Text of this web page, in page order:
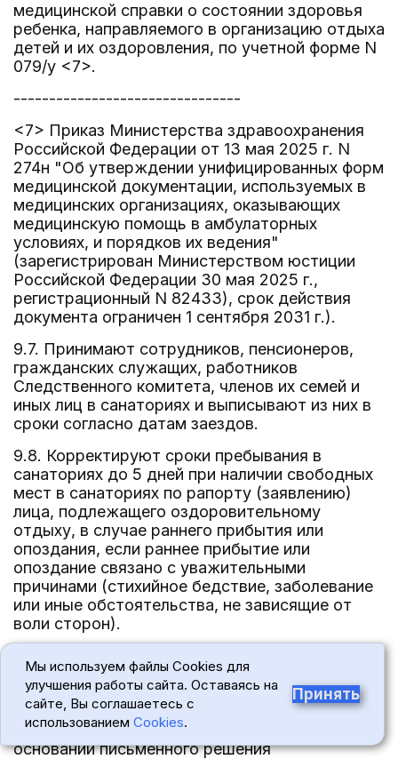
медицинской справки о состоянии здоровья
ребенка, направляемого в организацию отдыха
детей и их оздоровления, по учетной форме N
079/у <7>.
--------------------------------
<7> Приказ Министерства здравоохранения
Российской Федерации от 13 мая 2025 г. N
274н "Об утверждении унифицированных форм
медицинской документации, используемых в
медицинских организациях, оказывающих
медицинскую помощь в амбулаторных
условиях, и порядков их ведения"
(зарегистрирован Министерством юстиции
Российской Федерации 30 мая 2025 г.,
регистрационный N 82433), срок действия
документа ограничен 1 сентября 2031 г.).
9.7. Принимают сотрудников, пенсионеров,
гражданских служащих, работников
Следственного комитета, членов их семей и
иных лиц в санаториях и выписывают из них в
сроки согласно датам заездов.
9.8. Корректируют сроки пребывания в
санаториях до 5 дней при наличии свободных
мест в санаториях по рапорту (заявлению)
лица, подлежащего оздоровительному
отдыху, в случае раннего прибытия или
опоздания, если раннее прибытие или
опоздание связано с уважительными
причинами (стихийное бедствие, заболевание
или иные обстоятельства, не зависящие от
воли сторон).
лиц, указанных в пункте 2 Порядка,
осуществляется при наличии свободных мест
в санаториях по рапорту (заявлению) лица,
подлежащего оздоровительному отдыху, на
основании письменного решения
Мы используем файлы Cookies для
улучшения работы сайта. Оставаясь на
сайте, Вы соглашаетесь с
использованием Cookies.
Принять